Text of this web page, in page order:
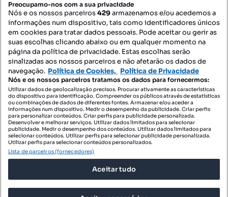
Mapa do Site
Contacte-nos
SIGA-NOS:
DESCARREGAR NA:
Preocupamo-nos com a sua privacidade
Nós e os nossos parceiros429armazenamos e/ou acedemos a
informações num dispositivo, tais como identificadores únicos
em cookies para tratar dados pessoais. Pode aceitar ou gerir as
suas escolhas clicando abaixo ou em qualquer momento na
página da política de privacidade. Estas escolhas serão
sinalizadas aos nossos parceiros e não afetarão os dados de
navegação. Política de Cookies, Política de Privacidade
Nós e os nossos parceiros tratamos os dados para fornecermos:
Utilizar dados de geolocalização precisos. Procurar ativamente as características
do dispositivo para identificação. Compreender os públicos através de estatísticas
ou combinações de dados de diferentes fontes. Armazenar e/ou aceder a
informações num dispositivo. Medir o desempenho da publicidade. Criar perfis
para personalizar conteúdos. Criar perfis para publicidade personalizada.
Desenvolver e melhorar serviços. Utilizar dados limitados para selecionar
publicidade. Medir o desempenho dos conteúdos. Utilizar dados limitados para
selecionar conteúdos. Utilizar perfis para selecionar publicidade personalizada.
Utilizar perfis para selecionar conteúdos personalizados.
Lista de parceiros (fornecedores)
Aceitar tudo